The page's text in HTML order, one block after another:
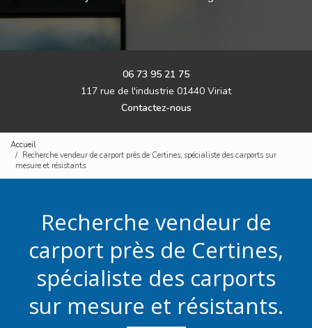
06 73 95 21 75
117 rue de l'industrie 01440 Viriat
Contactez-nous
Accueil
Recherche vendeur de carport près de Certines, spécialiste des carports sur
mesure et résistants.
Recherche vendeur de
carport près de Certines,
spécialiste des carports
sur mesure et résistants.